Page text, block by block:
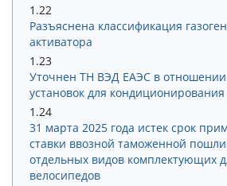
1.22
Разъяснена классификация
активатора
1.23
Уточнен ТН ВЭД ЕАЭС в
установок для кондиционирования
1.24
31 марта 2025 года истек срок
ставки ввозной таможенной
отдельных видов комплектующих
велосипедов